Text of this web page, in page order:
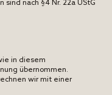
nach §4 Nr. 22a UStG
in diesem
übernommen.
wir mit einer